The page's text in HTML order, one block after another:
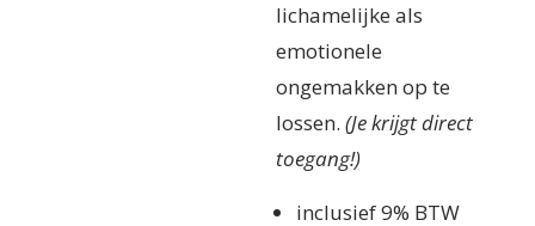
lichamelijke als
emotionele
ongemakken op te
lossen.(Je krijgt direct
toegang!)
inclusief 9% BTW